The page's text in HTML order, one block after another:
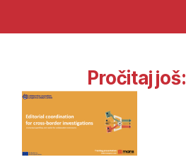
Pročitaj još: